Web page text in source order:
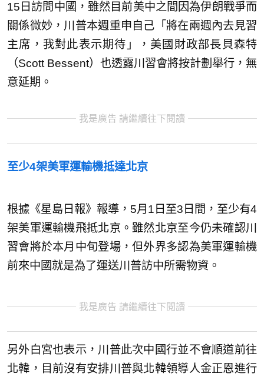
15日訪問中國，雖然目前美中之間因為伊朗戰爭而
關係微妙，川普本週重申自己「將在兩週內去見習
主席，我對此表示期待」，美國財政部長貝森特
（Scott Bessent）也透露川習會將按計劃舉行，無
意延期。
我是廣告 請繼續往下閱讀
至少4架美軍運輸機抵達北京
根據《星島日報》報導，5月1日至3日間，至少有4
架美軍運輸機飛抵北京。雖然北京至今仍未確認川
習會將於本月中旬登場，但外界多認為美軍運輸機
前來中國就是為了運送川普訪中所需物資。
我是廣告 請繼續往下閱讀
另外白宮也表示，川普此次中國行並不會順道前往
北韓，目前沒有安排川普與北韓領導人金正恩進行